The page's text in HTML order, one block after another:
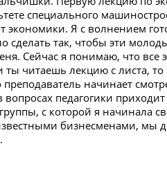
специального
экономики. Я с волнением
сделать так, чтобы эти
Сейчас я понимаю, что все
ты читаешь лекцию с листа,
начинает
педагогики приходит
с которой я начинала
бизнесменами, мы